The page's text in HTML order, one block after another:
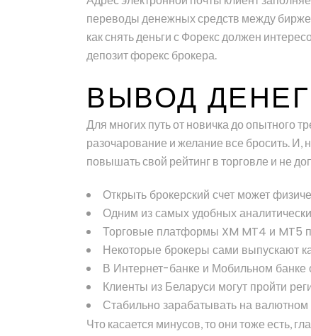
переводы денежных средств между
как снять деньги с Форекс должен
депозит форекс брокера.
ВЫВОД
Для многих путь от новичка до опытного
разочарование и желание все бросить. И,
повышать свой рейтинг в торговле и не
Открыть брокерский счет может
Одним из самых удобных
Торговые платформы XM MT4 и MT5
Некоторые брокеры сами выпускают
В Интернет-банке и Мобильном банке
Клиенты из Беларуси могут пройти
Стабильно зарабатывать на
Что касается минусов, то они тоже есть,